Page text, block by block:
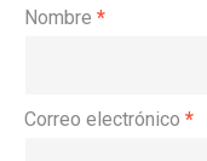
Nombre *
Correo electrónico *